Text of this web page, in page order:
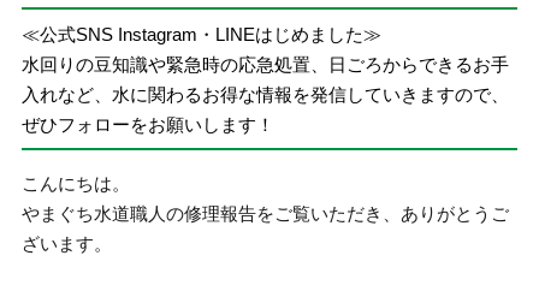
≪公式SNS Instagram・LINEはじめました≫
水回りの豆知識や緊急時の応急処置、日ごろからできるお手
入れなど、水に関わるお得な情報を発信していきますので、
ぜひフォローをお願いします！
こんにちは。
やまぐち水道職人の修理報告をご覧いただき、ありがとうご
ざいます。